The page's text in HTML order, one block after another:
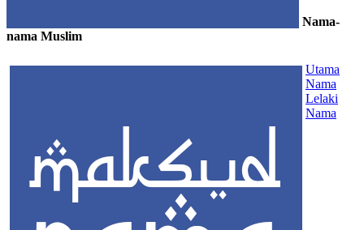
Nama-
nama Muslim
Utama
Nama
Lelaki
Nama